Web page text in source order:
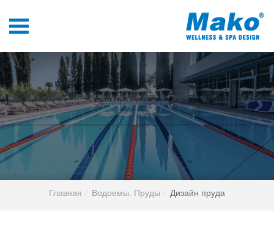
Главная Водоемы. Пруды Дизайн пруда